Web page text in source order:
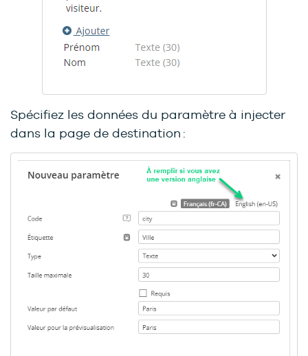
Spécifiez les données du paramètre à injecter
dans la page de destination :